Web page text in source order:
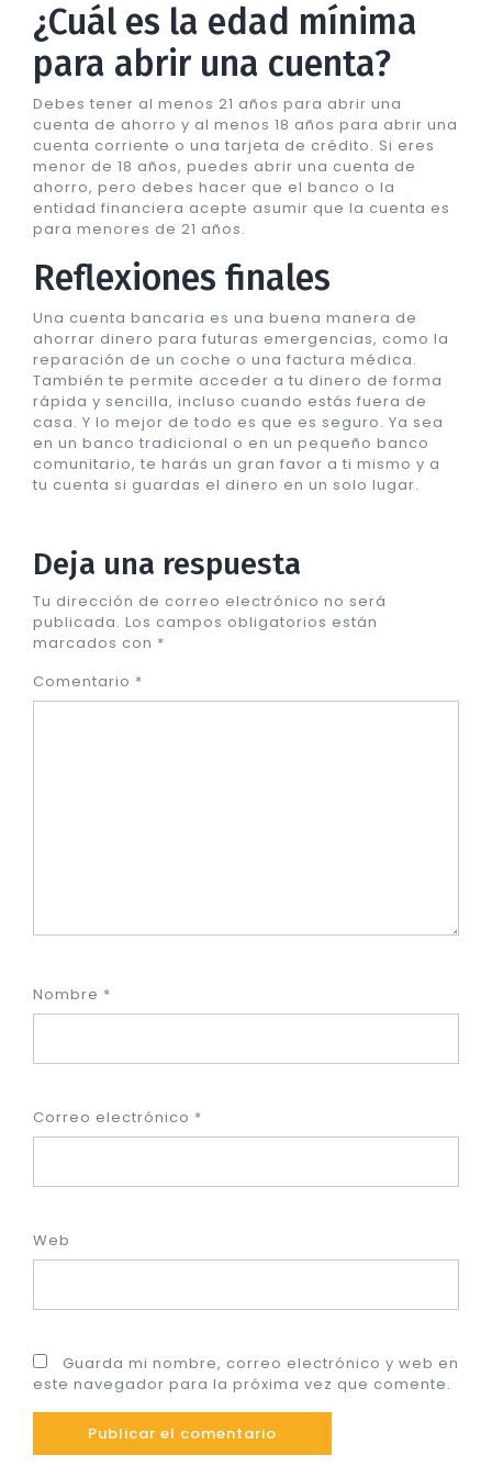
¿Cuál es la edad mínima
para abrir una cuenta?
Debes tener al menos 21 años para abrir una
cuenta de ahorro y al menos 18 años para abrir una
cuenta corriente o una tarjeta de crédito. Si eres
menor de 18 años, puedes abrir una cuenta de
ahorro, pero debes hacer que el banco o la
entidad financiera acepte asumir que la cuenta es
para menores de 21 años.
Reflexiones finales
Una cuenta bancaria es una buena manera de
ahorrar dinero para futuras emergencias, como la
reparación de un coche o una factura médica.
También te permite acceder a tu dinero de forma
rápida y sencilla, incluso cuando estás fuera de
casa. Y lo mejor de todo es que es seguro. Ya sea
en un banco tradicional o en un pequeño banco
comunitario, te harás un gran favor a ti mismo y a
tu cuenta si guardas el dinero en un solo lugar.
Deja una respuesta
Tu dirección de correo electrónico no será
publicada. Los campos obligatorios están
marcados con *
Comentario *
Nombre *
Correo electrónico *
Web
Guarda mi nombre, correo electrónico y web en
este navegador para la próxima vez que comente.